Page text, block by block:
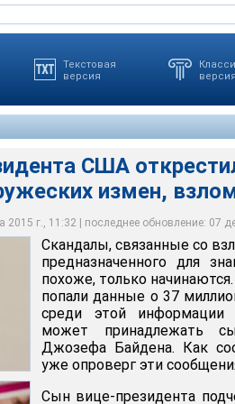
Текстовая
версия
версия
США
измен,
2015 г., 11:32 | последнее обновление: 07
"Я уверен в том, что аккаунт,
кем-то без моего ведома,
со взломом портала Ashley Madison,
супругов, похоже, только начинаются.
о 37 миллионах пользователей
Байден может вступить в
Во время встречи в Белом
США Барак Обама "благословил" 72-
Скандалы, связанные со
предназначенного для
похоже, только
попали данные о 37
среди этой информации
может принадлежать
Джозефа Байдена. Как
уже опроверг эти
Сын вице-президента